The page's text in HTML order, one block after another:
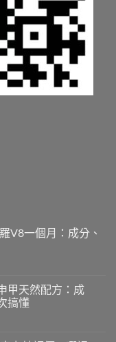
V8一個月：成分、
甲天然配方：成
搞懂